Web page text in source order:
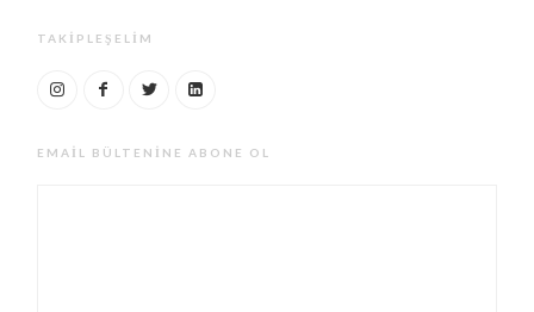
TAKIPLEŞELIM
EMAIL BÜLTENINE ABONE OL